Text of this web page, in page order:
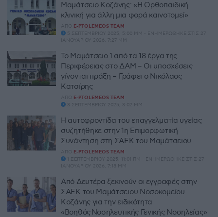
Μαμάτσειο Κοζάνης: «Η Ορθοπαιδική
κλινική για άλλη μια φορά καινοτομεί»
ΑΠΌ E-PTOLEMEOS TEAM
5 ΣΕΠΤΕΜΒΡΊΟΥ 2025, 5:00 ΜΜ - ΕΝΗΜΕΡΏΘΗΚΕ ΣΤΙΣ 27
ΙΑΝΟΥΑΡΊΟΥ 2026, 7:27 ΜΜ
Το Μαμάτσειο 1 από τα 18 έργα της
Περιφέρειας στο ΔΑΜ – Οι υποσχέσεις
γίνονται πράξη – Γράφει ο Νικόλαος
Κατσίρης
ΑΠΌ E-PTOLEMEOS TEAM
3 ΣΕΠΤΕΜΒΡΊΟΥ 2025, 3:02 ΜΜ
Η αυτοφροντίδα του επαγγελματία υγείας
συζητήθηκε στην 1η Επιμορφωτική
Συνάντηση στη ΣΑΕΚ του Μαμάτσειου
ΑΠΌ E-PTOLEMEOS TEAM
1 ΣΕΠΤΕΜΒΡΊΟΥ 2025, 11:01 ΠΜ - ΕΝΗΜΕΡΏΘΗΚΕ ΣΤΙΣ 27
ΙΑΝΟΥΑΡΊΟΥ 2026, 7:18 ΜΜ
Από Δευτέρα ξεκινούν οι εγγραφές στην
ΣΑΕΚ του Μαμάτσειου Νοσοκομείου
Κοζάνης για την ειδικότητα
«Βοηθός Νοσηλευτικής Γενικής Νοσηλείας»